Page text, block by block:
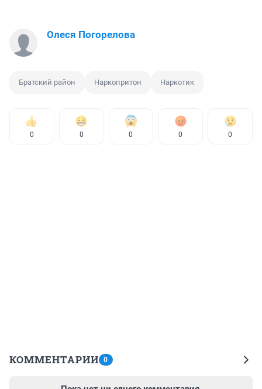
Олеся Погорелова
Братский район Наркопритон Наркотик
0 0 0 0 0
КОММЕНТАРИИ 0